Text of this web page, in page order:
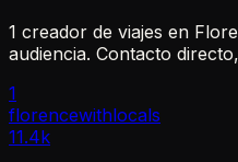
1 creador de viajes en
audiencia. Contacto
1
florencewithlocals
11.4k